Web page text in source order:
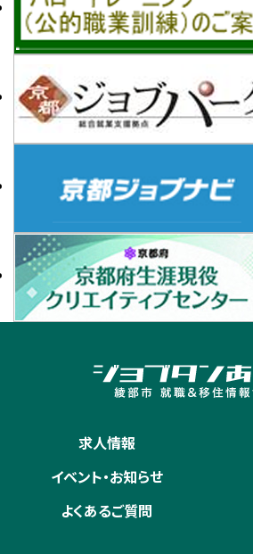
求人情報
イベント・お知らせ
よくあるご質問